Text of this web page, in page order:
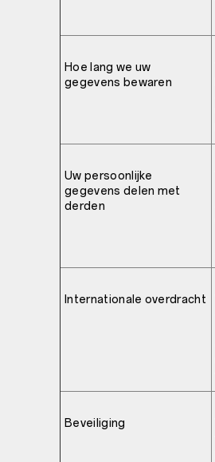
Hoe lang we uw
gegevens bewaren
Uw persoonlijke
gegevens delen met
derden
Internationale overdracht
Beveiliging